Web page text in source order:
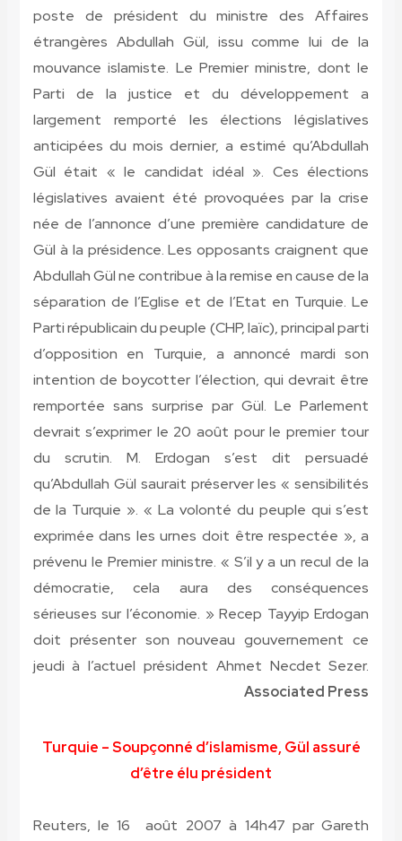
poste de président du ministre des Affaires
étrangères Abdullah Gül, issu comme lui de la
mouvance islamiste. Le Premier ministre, dont le
Parti de la justice et du développement a
largement remporté les élections législatives
anticipées du mois dernier, a estimé qu’Abdullah
Gül était « le candidat idéal ». Ces élections
législatives avaient été provoquées par la crise
née de l’annonce d’une première candidature de
Gül à la présidence. Les opposants craignent que
Abdullah Gül ne contribue à la remise en cause de la
séparation de l’Eglise et de l’Etat en Turquie. Le
Parti républicain du peuple (CHP, laïc), principal parti
d’opposition en Turquie, a annoncé mardi son
intention de boycotter l’élection, qui devrait être
remportée sans surprise par Gül. Le Parlement
devrait s’exprimer le 20 août pour le premier tour
du scrutin. M. Erdogan s’est dit persuadé
qu’Abdullah Gül saurait préserver les « sensibilités
de la Turquie ». « La volonté du peuple qui s’est
exprimée dans les urnes doit être respectée », a
prévenu le Premier ministre. « S’il y a un recul de la
démocratie, cela aura des conséquences
sérieuses sur l’économie. » Recep Tayyip Erdogan
doit présenter son nouveau gouvernement ce
jeudi à l’actuel président Ahmet Necdet Sezer.
Associated Press
Turquie – Soupçonné d’islamisme, Gül assuré
d’être élu président
Reuters, le 16 août 2007 à 14h47 par Gareth